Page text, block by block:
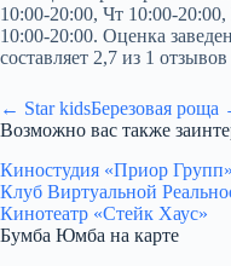
10:00-20:00, Чт 10:00-
10:00-20:00. Оценка
составляет 2,7 из 1
← Star kidsБерезовая роща
Возможно вас также
Киностудия «Приор Групп»
Клуб Виртуальной
Кинотеатр «Стейк Хаус»
Бумба Юмба на карте